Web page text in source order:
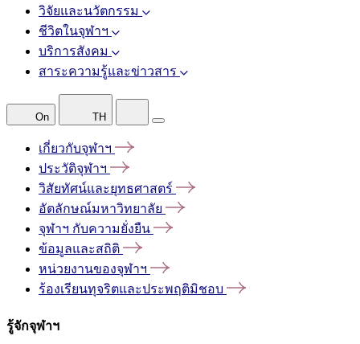
วิจัยและนวัตกรรม
ชีวิตในจุฬาฯ
บริการสังคม
สาระความรู้และข่าวสาร
On TH
เกี่ยวกับจุฬาฯ
ประวัติจุฬาฯ
วิสัยทัศน์และยุทธศาสตร์
อัตลักษณ์มหาวิทยาลัย
จุฬาฯ กับความยั่งยืน
ข้อมูลและสถิติ
หน่วยงานของจุฬาฯ
ร้องเรียนทุจริตและประพฤติมิชอบ
รู้จักจุฬาฯ